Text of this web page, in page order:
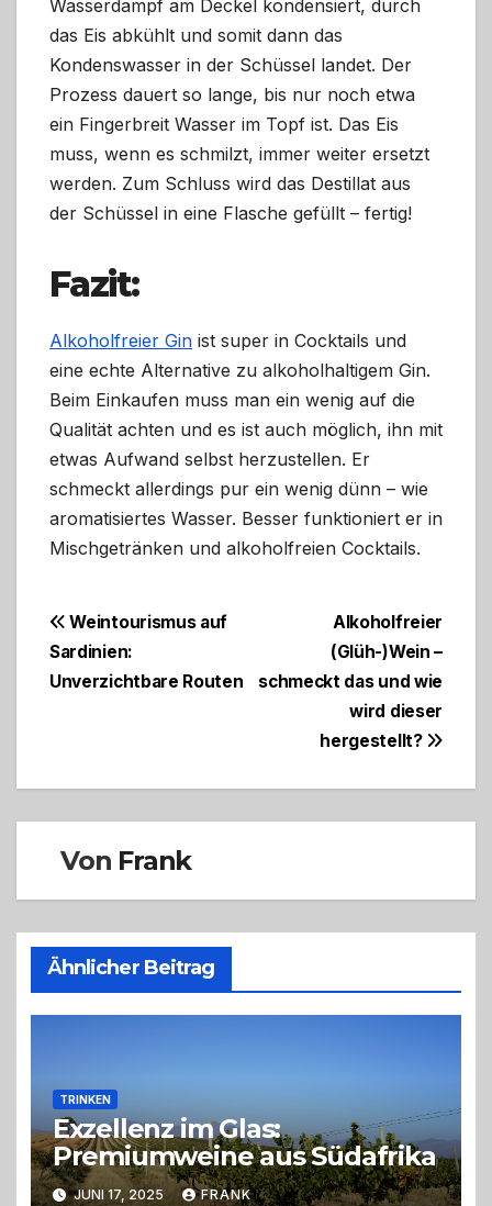
Wasserdampf am Deckel kondensiert, durch
das Eis abkühlt und somit dann das
Kondenswasser in der Schüssel landet. Der
Prozess dauert so lange, bis nur noch etwa
ein Fingerbreit Wasser im Topf ist. Das Eis
muss, wenn es schmilzt, immer weiter ersetzt
werden. Zum Schluss wird das Destillat aus
der Schüssel in eine Flasche gefüllt – fertig!
Fazit:
Alkoholfreier Gin ist super in Cocktails und
eine echte Alternative zu alkoholhaltigem Gin.
Beim Einkaufen muss man ein wenig auf die
Qualität achten und es ist auch möglich, ihn mit
etwas Aufwand selbst herzustellen. Er
schmeckt allerdings pur ein wenig dünn – wie
aromatisiertes Wasser. Besser funktioniert er in
Mischgetränken und alkoholfreien Cocktails.
BeitragsnavigationAlkoholfreier
(Glüh-)Wein –
schmeckt das und wie
wird dieser
hergestellt?
Weintourismus auf
Sardinien:
Unverzichtbare Routen
Von Frank
Ähnlicher Beitrag
TRINKEN
Exzellenz im Glas:
Premiumweine aus Südafrika
JUNI 17, 2025 FRANK